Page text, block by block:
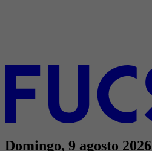
Domingo, 9 agosto 2026